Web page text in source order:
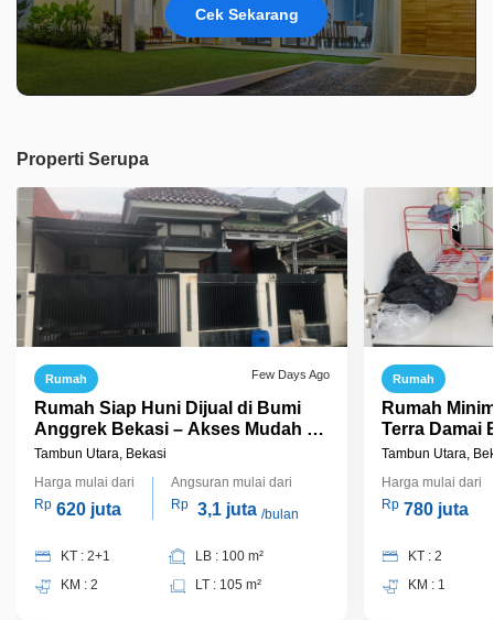
Cek Sekarang
Properti Serupa
Rumah Few Days Ago
Rumah Siap Huni Dijual di Bumi
Anggrek Bekasi – Akses Mudah ke
Tol & Kota
Tambun Utara, Bekasi
Harga mulai dari
Rp 620 juta
Angsuran mulai dari
Rp 3,1 juta /bulan
KT : 2+1
KM : 2
LB : 100 m²
LT : 105 m²
Rumah
Rumah
Terra Damai
Tambun Utara,
Harga mulai dari
Rp 780 juta
KT : 2
KM : 1